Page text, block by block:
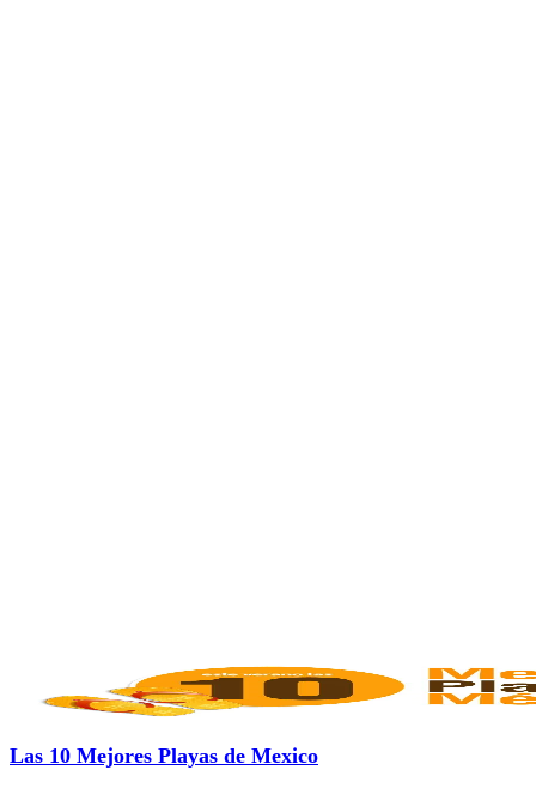
Las 10 Mejores Playas de Mexico